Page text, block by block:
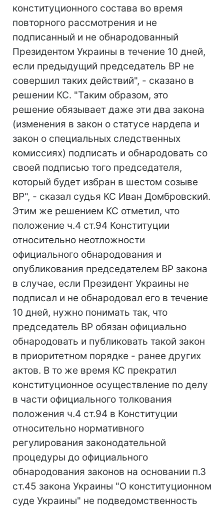
конституционного состава во время
повторного рассмотрения и не
подписанный и не обнародованный
Президентом Украины в течение 10 дней,
если предыдущий председатель ВР не
совершил таких действий", - сказано в
решении КС. "Таким образом, это
решение обязывает даже эти два закона
(изменения в закон о статусе нардепа и
закон о специальных следственных
комиссиях) подписать и обнародовать со
своей подписью того председателя,
который будет избран в шестом созыве
ВР", - сказал судья КС Иван Домбровский.
Этим же решением КС отметил, что
положение ч.4 ст.94 Конституции
относительно неотложности
официального обнародования и
опубликования председателем ВР закона
в случае, если Президент Украины не
подписал и не обнародовал его в течение
10 дней, нужно понимать так, что
председатель ВР обязан официально
обнародовать и публиковать такой закон
в приоритетном порядке - ранее других
актов. В то же время КС прекратил
конституционное осуществление по делу
в части официального толкования
положения ч.4 ст.94 в Конституции
относительно нормативного
регулирования законодательной
процедуры до официального
обнародования законов на основании п.3
ст.45 закона Украины "О конституционном
суде Украины" не подведомственность